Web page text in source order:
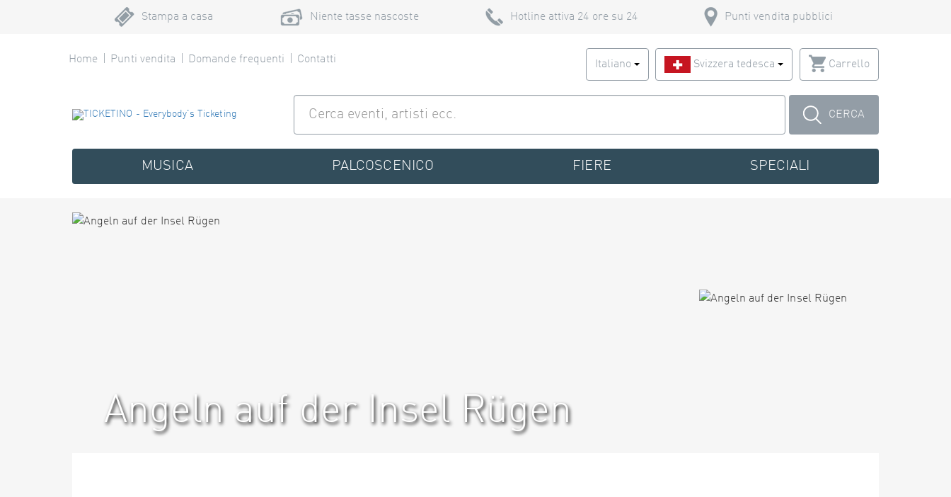
Stampa a casa Niente tasse nascoste Hotline attiva 24 ore su 24 Punti vendita pubblici
Home Punti vendita Domande frequenti Contatti Italiano Svizzera tedesca Carrello
CERCA
MUSICA PALCOSCENICO FIERE SPECIALI
Angeln auf der Insel Rügen